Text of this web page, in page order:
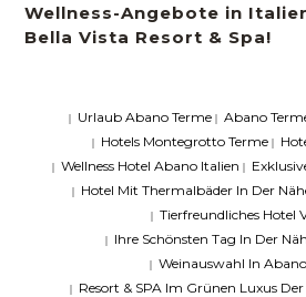
Wellness-Angebote in
Bella Vista Resort & Spa!
| Urlaub Abano Terme| Abano
| Hotels Montegrotto Terme|
| Wellness Hotel Abano Italien |
| Hotel Mit Thermalbäder In Der
| Tierfreundliches Hotel
| Ihre Schönsten Tag In Der
| Weinauswahl In
| Resort & SPA Im Grünen Luxus